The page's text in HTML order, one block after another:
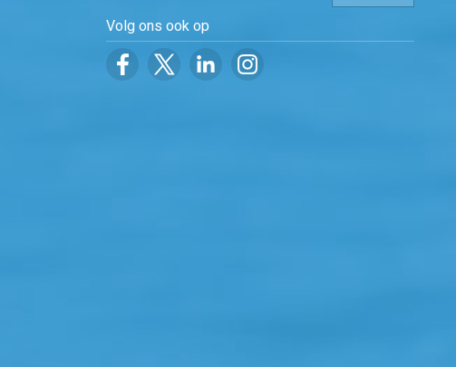
Volg ons ook op